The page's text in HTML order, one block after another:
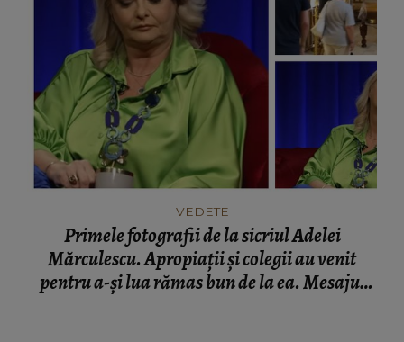
VEDETE
Primele fotografii de la sicriul Adelei
Mărculescu. Apropiații și colegii au venit
pentru a-și lua rămas bun de la ea. Mesajul